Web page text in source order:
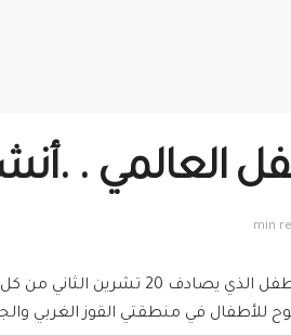
العالمي .
تزامناً مع اليوم العالمي
في منطقتي القوز الغربي